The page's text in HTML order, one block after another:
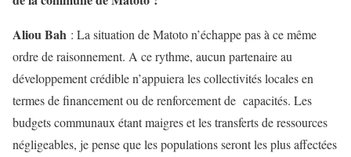
Aliou Bah : La situation de Matoto n’échappe pas à ce même
ordre de raisonnement. A ce rythme, aucun partenaire au
développement crédible n’appuiera les collectivités locales en
termes de financement ou de renforcement de capacités. Les
budgets communaux étant maigres et les transferts de ressources
négligeables, je pense que les populations seront les plus affectées